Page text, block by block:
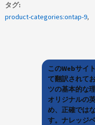
タグ
product-categories:ontap-9
このWebサイ
て翻訳されて
ツの基本的な
オリジナルの
め、正確では
す。ナレッジ